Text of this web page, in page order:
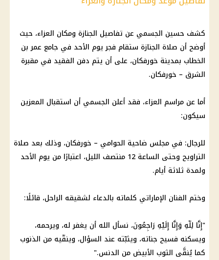
كشف حسين الجسمي عن تفاصيل الجنازة ومكان العزاء، حيث
أوضح أن صلاة الجنازة ستقام فجر يوم الأحد في جامع عمر بن
الخطاب بمدينة خورفكان، على أن يتم دفن الفقيد في مقبرة
الشرق – خورفكان.
أما عن مراسم العزاء، فقد أعلن الجسمي أن استقبال المعزين
سيكون:
للرجال: في مجلس ضاحية الحوامي – خورفكان، وذلك بعد صلاة
التراويح وحتى الساعة 12 منتصف الليل، اعتبارًا من يوم الأحد
ولمدة ثلاثة أيام.
وختم الفنان الإماراتي كلماته بالدعاء لشقيقه الراحل، قائلًا:
"إِنَّا لِلّهِ وَإِنَّا إِلَيْهِ رَاجِعُونَ، نسأل الله أن يغفر له، ويرحمه،
ويسكنه فسيح جناته، ويثبّته عند السؤال، وينقّيه من الذنوب
كما يُنقَّى الثوب الأبيض من الدنس."